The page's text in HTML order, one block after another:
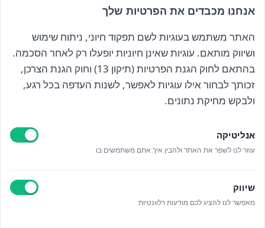
הרשם לניוזלטר שלנו
קראתי ואני מאשר/ת את
כל הזכויות שמורות אנה ויסטריך
אנחנו מכבדים את הפרטיות שלך
האתר משתמש בעוגיות לשם תפקוד חיוני, ניתוח שימוש
ושיווק מותאם. עוגיות שאינן חיוניות יופעלו רק לאחר הסכמה.
בהתאם לחוק הגנת הפרטיות (תיקון 13) וחוק הגנת הצרכן,
זכותך לבחור אילו עוגיות לאפשר, לשנות העדפה בכל רגע,
ולבקש מחיקת נתונים.
אנליטיקה
עוזר לנו לשפר את האתר ולהבין איך אתם משתמשים בו
שיווק
מאפשר לנו להציג לכם מודעות רלוונטיות